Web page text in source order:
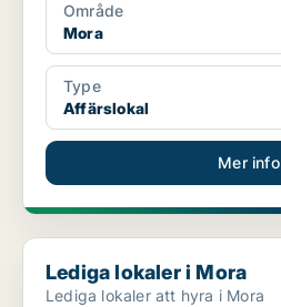
Område
Mora
Type
Affärslokal
Mer info
Lediga lokaler i Mora
Lediga lokaler i Mora
Lediga lokaler att hyra i Mora